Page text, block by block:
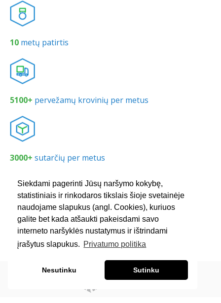
Siekdami pagerinti Jūsų naršymo kokybę,
statistiniais ir rinkodaros tikslais šioje svetainėje
naudojame slapukus (angl. Cookies), kuriuos
galite bet kada atšaukti pakeisdami savo
interneto naršyklės nustatymus ir ištrindami
įrašytus slapukus. Privatumo politika
Nesutinku Sutinku
10 metų patirtis
5100+ pervežamų krovinių per metus
3000+ sutarčių per metus
450+nuolatinių klientų